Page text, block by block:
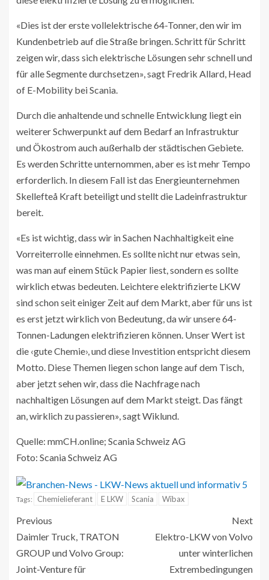
«Dies ist der erste vollelektrische 64-Tonner, den wir im
Kundenbetrieb auf die Straße bringen. Schritt für Schritt
zeigen wir, dass sich elektrische Lösungen sehr schnell und
für alle Segmente durchsetzen», sagt Fredrik Allard, Head
of E-Mobility bei Scania.
Durch die anhaltende und schnelle Entwicklung liegt ein
weiterer Schwerpunkt auf dem Bedarf an Infrastruktur
und Ökostrom auch außerhalb der städtischen Gebiete.
Es werden Schritte unternommen, aber es ist mehr Tempo
erforderlich. In diesem Fall ist das Energieunternehmen
Skellefteå Kraft beteiligt und stellt die Ladeinfrastruktur
bereit.
«Es ist wichtig, dass wir in Sachen Nachhaltigkeit eine
Vorreiterrolle einnehmen. Es sollte nicht nur etwas sein,
was man auf einem Stück Papier liest, sondern es sollte
wirklich etwas bedeuten. Leichtere elektrifizierte LKW
sind schon seit einiger Zeit auf dem Markt, aber für uns ist
es erst jetzt wirklich von Bedeutung, da wir unsere 64-
Tonnen-Ladungen elektrifizieren können. Unser Wert ist
die ‹gute Chemie›, und diese Investition entspricht diesem
Motto. Diese Themen liegen schon lange auf dem Tisch,
aber jetzt sehen wir, dass die Nachfrage nach
nachhaltigen Lösungen auf dem Markt steigt. Das fängt
an, wirklich zu passieren», sagt Wiklund.
Quelle: mmCH.online; Scania Schweiz AG
Foto: Scania Schweiz AG
Tags: Chemielieferant E LKW Scania Wibax
Previous
Daimler Truck, TRATON
GROUP und Volvo Group:
Joint-Venture für
Next
Elektro-LKW von Volvo
unter winterlichen
Extrembedingungen